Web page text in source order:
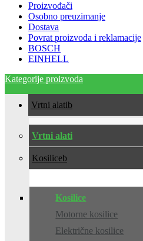
Proizvođači
Osobno preuzimanje
Dostava
Povrat proizvoda i reklamacije
BOSCH
EINHELL
Kategorije proizvoda
Vrtni alati
Vrtni alati
Kosilice
Kosilice
Motorne kosilice
Električne kosilice